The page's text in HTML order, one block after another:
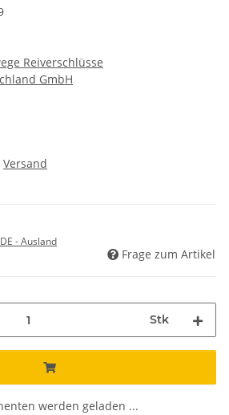
Reiverschlüsse
GmbH
Versand
- Ausland
Frage zum Artikel
Stk
werden geladen ...